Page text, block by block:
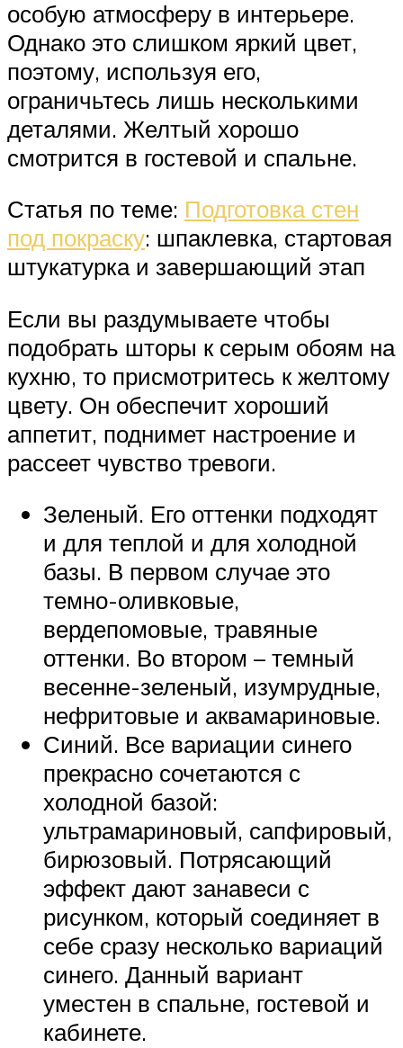
особую атмосферу в интерьере.
Однако это слишком яркий цвет,
поэтому, используя его,
ограничьтесь лишь несколькими
деталями. Желтый хорошо
смотрится в гостевой и спальне.
Статья по теме: Подготовка стен
под покраску: шпаклевка, стартовая
штукатурка и завершающий этап
Если вы раздумываете чтобы
подобрать шторы к серым обоям на
кухню, то присмотритесь к желтому
цвету. Он обеспечит хороший
аппетит, поднимет настроение и
рассеет чувство тревоги.
Зеленый. Его оттенки подходят
и для теплой и для холодной
базы. В первом случае это
темно-оливковые,
вердепомовые, травяные
оттенки. Во втором – темный
весенне-зеленый, изумрудные,
нефритовые и аквамариновые.
Синий. Все вариации синего
прекрасно сочетаются с
холодной базой:
ультрамариновый, сапфировый,
бирюзовый. Потрясающий
эффект дают занавеси с
рисунком, который соединяет в
себе сразу несколько вариаций
синего. Данный вариант
уместен в спальне, гостевой и
кабинете.